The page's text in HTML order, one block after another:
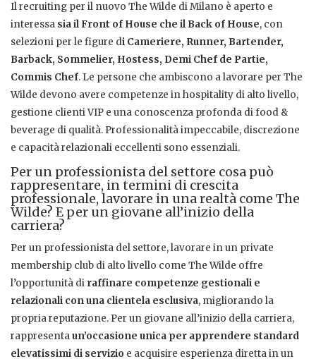
Il recruiting per il nuovo The Wilde di Milano è aperto e
interessa sia il Front of House che il Back of House, con
selezioni per le figure di Cameriere, Runner, Bartender,
Barback, Sommelier, Hostess, Demi Chef de Partie,
Commis Chef. Le persone che ambiscono a lavorare per The
Wilde devono avere competenze in hospitality di alto livello,
gestione clienti VIP e una conoscenza profonda di food &
beverage di qualità. Professionalità impeccabile, discrezione
e capacità relazionali eccellenti sono essenziali.
Per un professionista del settore cosa può
rappresentare, in termini di crescita
professionale, lavorare in una realtà come The
Wilde? E per un giovane all’inizio della
carriera?
Per un professionista del settore, lavorare in un private
membership club di alto livello come The Wilde offre
l’opportunità di raffinare competenze gestionali e
relazionali con una clientela esclusiva, migliorando la
propria reputazione. Per un giovane all’inizio della carriera,
rappresentaun’occasione unica per apprendere standard
elevatissimi di servizio e acquisire esperienza diretta in un